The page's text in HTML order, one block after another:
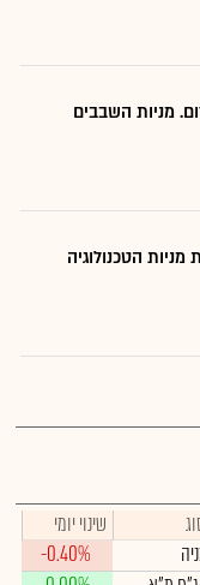
מניות השבבים
הטכנולוגיה
שינוי יומי
-0.40%